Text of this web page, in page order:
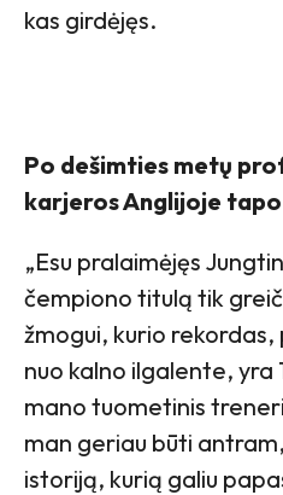
kas girdėjęs.
Po dešimties metų
karjeros Anglijoje
„Esu pralaimėjęs
čempiono titulą tik
žmogui, kurio
nuo kalno ilgalente, yra
mano tuometinis
man geriau būti
istoriją, kurią galiu